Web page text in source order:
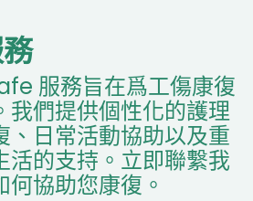
服務旨在爲工傷康復
我們提供個性化的護理
、日常活動協助以及重
活的支持。立即聯繫我
協助您康復。